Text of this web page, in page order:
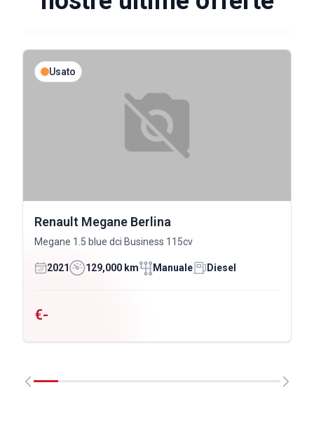
Usato
Renault Megane Berlina
Megane 1.5 blue dci Business 115cv
2021 129,000 km Manuale Diesel
€-